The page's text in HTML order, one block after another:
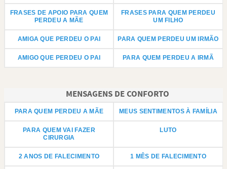
FRASES DE APOIO PARA QUEM
PERDEU A MÃE
FRASES PARA QUEM PERDEU
UM FILHO
AMIGA QUE PERDEU O PAI PARA QUEM PERDEU UM IRMÃO
AMIGO QUE PERDEU O PAI PARA QUEM PERDEU A IRMÃ
MENSAGENS DE CONFORTO
PARA QUEM PERDEU A MÃE MEUS SENTIMENTOS À FAMÍLIA
PARA QUEM VAI FAZER
CIRURGIA
LUTO
2 ANOS DE FALECIMENTO 1 MÊS DE FALECIMENTO